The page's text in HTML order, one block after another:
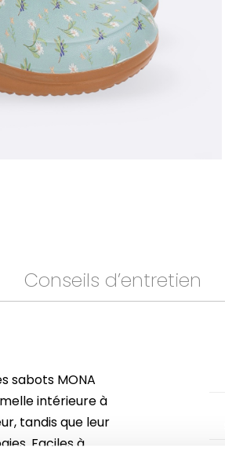
Conseils d’entretien
sabots MONA
intérieure à
tandis que leur
Faciles à